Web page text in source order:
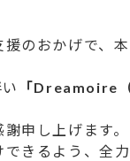
のおかげで、
「Dreamoire
申し上げます。
きるよう、全